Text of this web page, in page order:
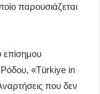
παρουσιάζεται
επίσημου
Ρόδου, «Türkiye in
που δεν